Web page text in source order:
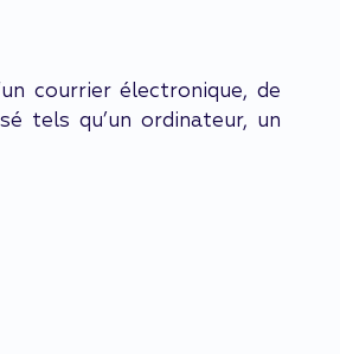
courrier électronique, de
tels qu’un ordinateur, un